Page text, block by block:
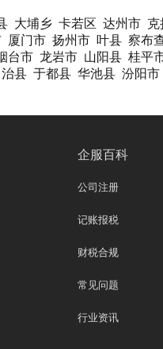
大埔乡 卡若区 达州市 克
厦门市 扬州市 叶县 察布
台市 龙岩市 山阳县 桂平
县 于都县 华池县 汾阳市
企服百科
公司注册
记账报税
财税合规
常见问题
行业资讯